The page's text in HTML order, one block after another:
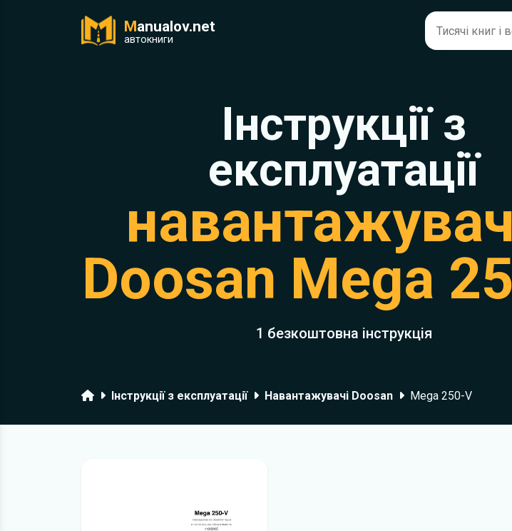
Manualov.net
автокниги
Інструкції з
експлуатації
Doosan Mega
1 безкоштовна інструкція
ГоловнаІнструкції з експлуатації Навантажувачі Doosan Mega 250-V